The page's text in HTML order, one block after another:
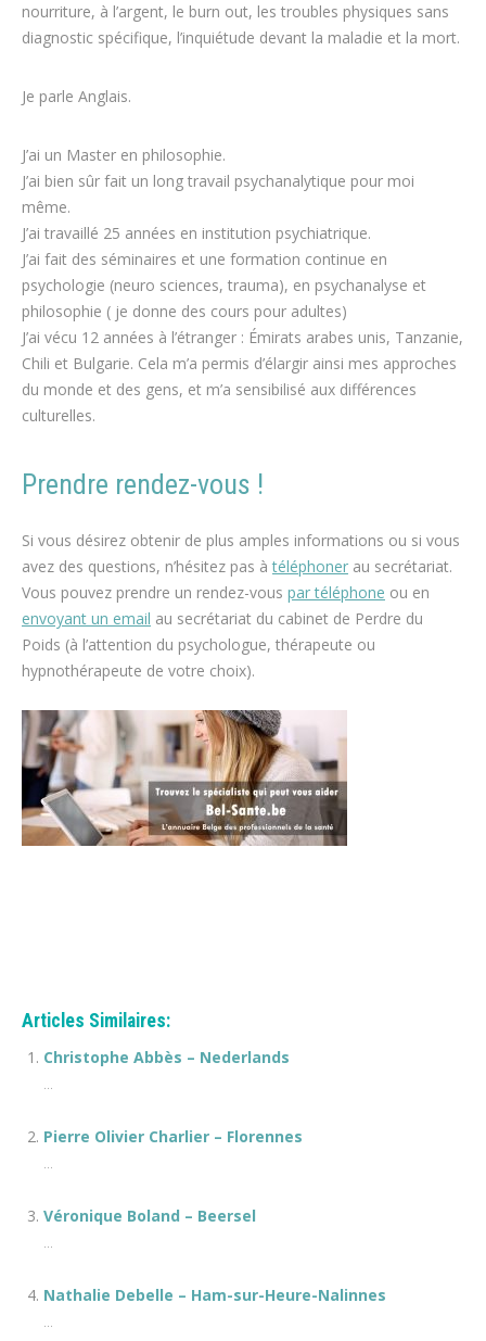
nourriture, à l’argent, le burn out, les troubles physiques sans
diagnostic spécifique, l’inquiétude devant la maladie et la mort.
Je parle Anglais.
J’ai un Master en philosophie.
J’ai bien sûr fait un long travail psychanalytique pour moi
même.
J’ai travaillé 25 années en institution psychiatrique.
J’ai fait des séminaires et une formation continue en
psychologie (neuro sciences, trauma), en psychanalyse et
philosophie ( je donne des cours pour adultes)
J’ai vécu 12 années à l’étranger : Émirats arabes unis, Tanzanie,
Chili et Bulgarie. Cela m’a permis d’élargir ainsi mes approches
du monde et des gens, et m’a sensibilisé aux différences
culturelles.
Prendre rendez-vous !
Si vous désirez obtenir de plus amples informations ou si vous
avez des questions, n’hésitez pas àtéléphoner au secrétariat.
Vous pouvez prendre un rendez-vous par téléphone ou en
envoyant un email au secrétariat du cabinet de Perdre du
Poids (à l’attention du psychologue, thérapeute ou
hypnothérapeute de votre choix).
Articles Similaires:
Christophe Abbès – Nederlands
...
Pierre Olivier Charlier – Florennes
...
Véronique Boland – Beersel
...
Nathalie Debelle – Ham-sur-Heure-Nalinnes
...